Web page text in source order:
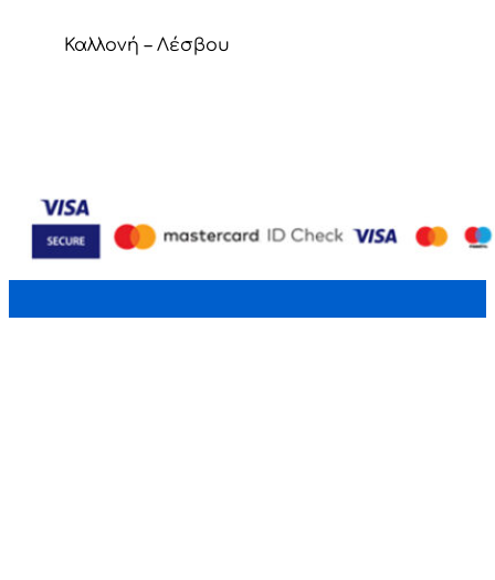
Καλλονή – Λέσβου